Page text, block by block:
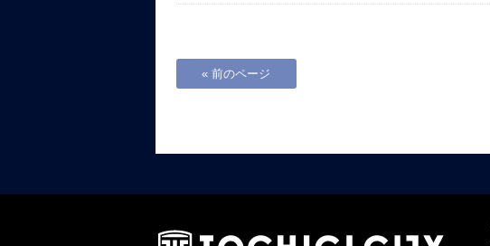
« 前のページ